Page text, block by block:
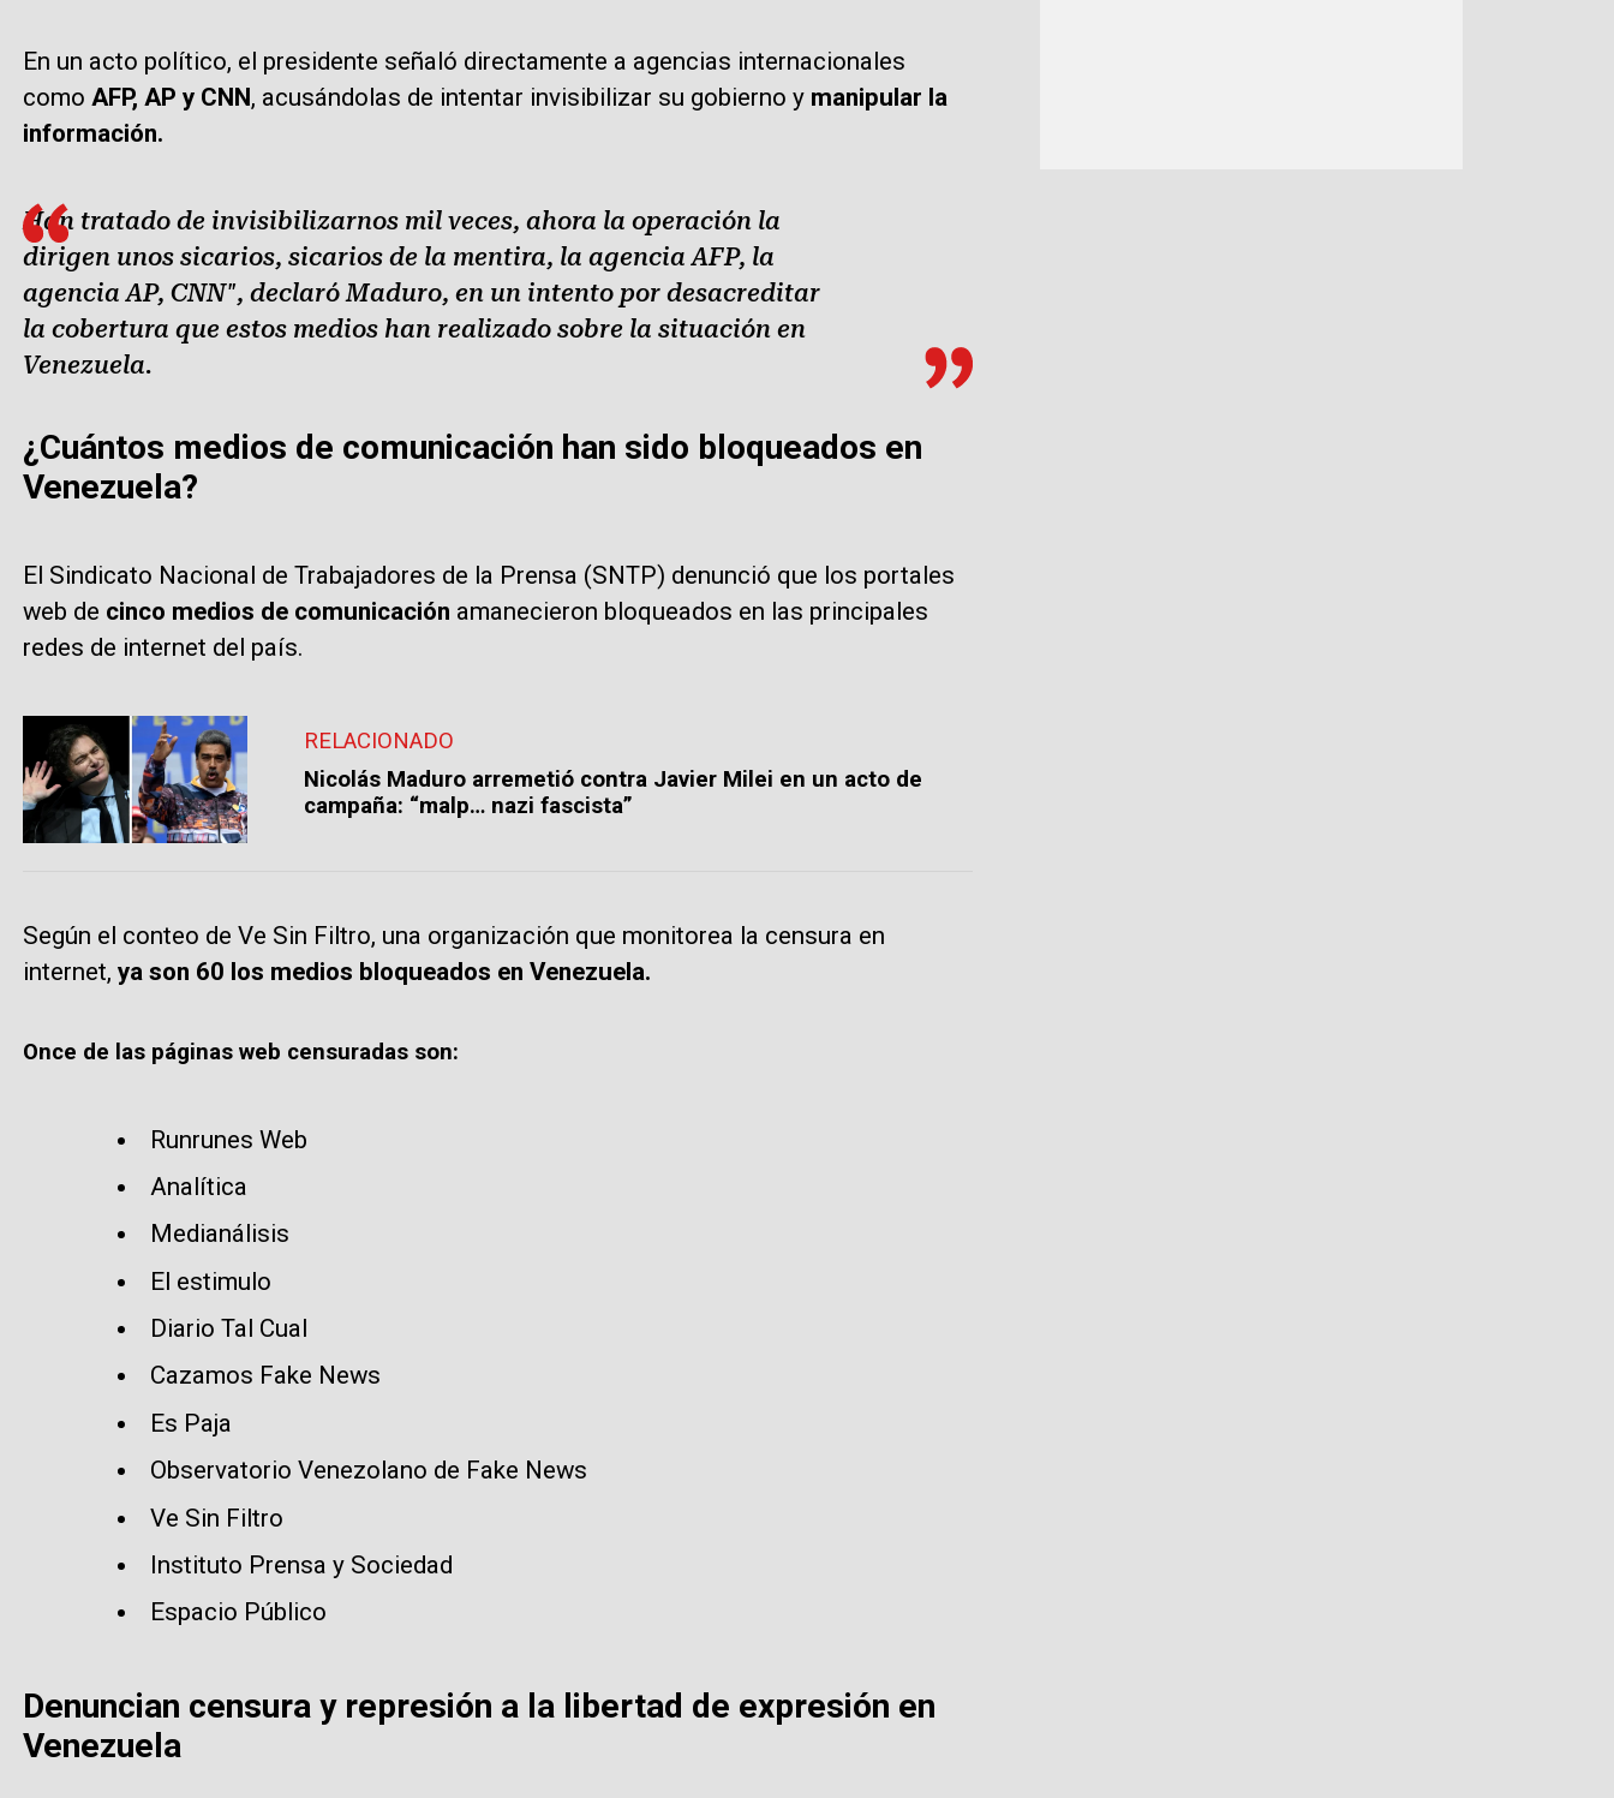
En un acto político, el presidente señaló directamente a agencias internacionales
como AFP, AP y CNN, acusándolas de intentar invisibilizar su gobierno y manipular la
información.
Han tratado de invisibilizarnos mil veces, ahora la operación la
dirigen unos sicarios, sicarios de la mentira, la agencia AFP, la
agencia AP, CNN", declaró Maduro, en un intento por desacreditar
la cobertura que estos medios han realizado sobre la situación en
Venezuela.
¿Cuántos medios de comunicación han sido bloqueados en
Venezuela?
El Sindicato Nacional de Trabajadores de la Prensa (SNTP) denunció que los portales
web de cinco medios de comunicación amanecieron bloqueados en las principales
redes de internet del país.
RELACIONADO
Nicolás Maduro arremetió contra Javier Milei en un acto de
campaña: “malp… nazi fascista”
Según el conteo de Ve Sin Filtro, una organización que monitorea la censura en
internet, ya son 60 los medios bloqueados en Venezuela.
Once de las páginas web censuradas son:
Runrunes Web
Analítica
Medianálisis
El estimulo
Diario Tal Cual
Cazamos Fake News
Es Paja
Observatorio Venezolano de Fake News
Ve Sin Filtro
Instituto Prensa y Sociedad
Espacio Público
Denuncian censura y represión a la libertad de expresión en
Venezuela